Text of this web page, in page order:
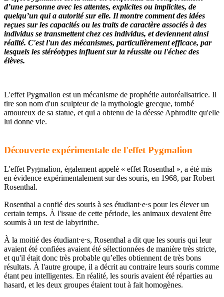
d’une personne avec les attentes, explicites ou implicites, de
quelqu’un qui a autorité sur elle. Il montre comment des idées
reçues sur les capacités ou les traits de caractère associés à des
individus se transmettent chez ces individus, et deviennent ainsi
réalité. C'est l'un des mécanismes, particulièrement efficace, par
lesquels les stéréotypes influent sur la réussite ou l'échec des
élèves.
L'effet Pygmalion est un mécanisme de prophétie autoréalisatrice. Il
tire son nom d'un sculpteur de la mythologie grecque, tombé
amoureux de sa statue, et qui a obtenu de la déesse Aphrodite qu'elle
lui donne vie.
Découverte expérimentale de l'effet Pygmalion
L'effet Pygmalion, également appelé « effet Rosenthal », a été mis
en évidence expérimentalement sur des souris, en 1968, par Robert
Rosenthal.
Rosenthal a confié des souris à ses étudiant⋅e⋅s pour les élever un
certain temps. À l'issue de cette période, les animaux devaient être
soumis à un test de labyrinthe.
À la moitié des étudiant⋅e⋅s, Rosenthal a dit que les souris qui leur
avaient été confiées avaient été sélectionnées de manière très stricte,
et qu'il était donc très probable qu’elles obtiennent de très bons
résultats. À l'autre groupe, il a décrit au contraire leurs souris comme
étant peu intelligentes. En réalité, les souris avaient été réparties au
hasard, et les deux groupes étaient tout à fait homogènes.